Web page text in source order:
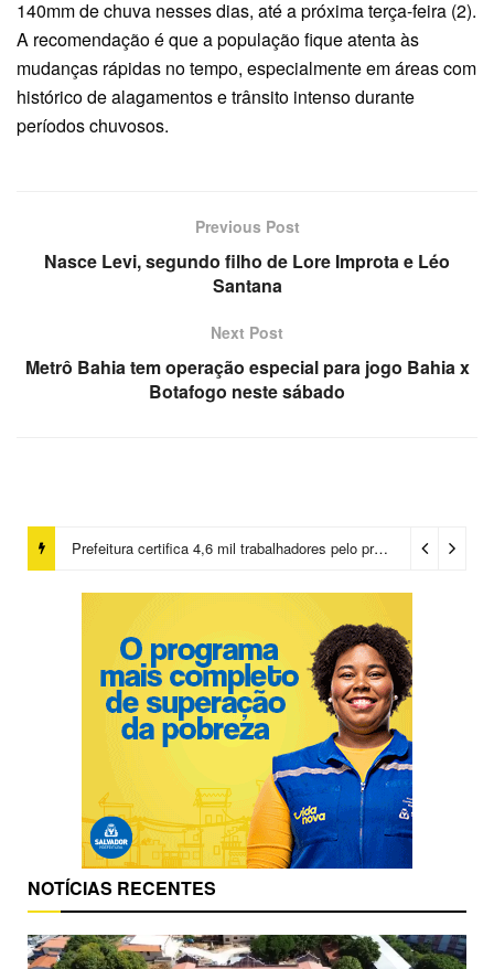
140mm de chuva nesses dias, até a próxima terça-feira (2).
A recomendação é que a população fique atenta às
mudanças rápidas no tempo, especialmente em áreas com
histórico de alagamentos e trânsito intenso durante
períodos chuvosos.
Previous Post
Nasce Levi, segundo filho de Lore Improta e Léo
Santana
Next Post
Metrô Bahia tem operação especial para jogo Bahia x
Botafogo neste sábado
Prefeitura certifica 4,6 mil trabalhadores pelo programa Treinar para Empregar e realiza Feirão de Empregabilidade
NOTÍCIAS RECENTES